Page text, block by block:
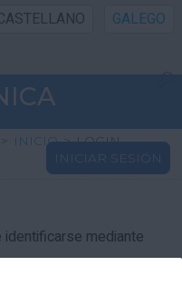
GALEGO
PÚBLICA
> INICIO > LOGIN
INICIAR SESIÓN
identificarse mediante